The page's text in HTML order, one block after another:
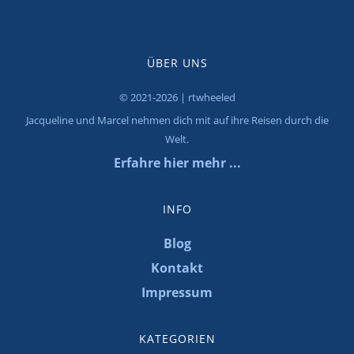
ÜBER UNS
© 2021-2026 | rtwheeled
Jacqueline und Marcel nehmen dich mit auf ihre Reisen durch die
Welt.
Erfahre hier mehr ...
INFO
Blog
Kontakt
Impressum
KATEGORIEN